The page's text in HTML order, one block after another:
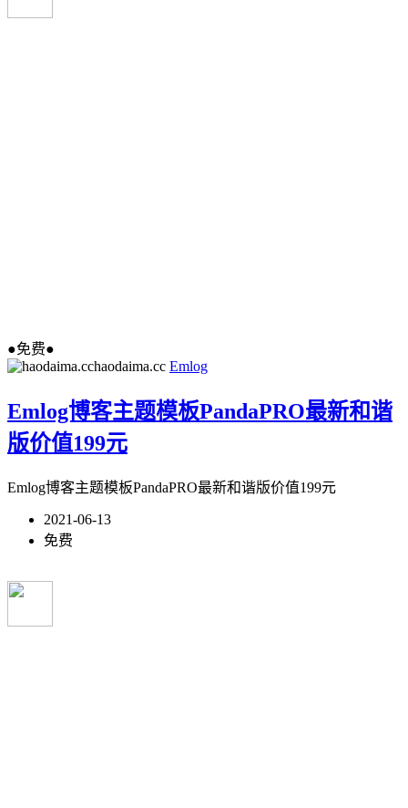
●免费●
haodaima.cc Emlog
Emlog博客主题模板PandaPRO最新和谐
版价值199元
Emlog博客主题模板PandaPRO最新和谐版价值199元
2021-06-13
免费